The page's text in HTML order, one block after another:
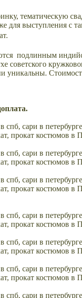
тематическую
для выступления с
подлинным
советского